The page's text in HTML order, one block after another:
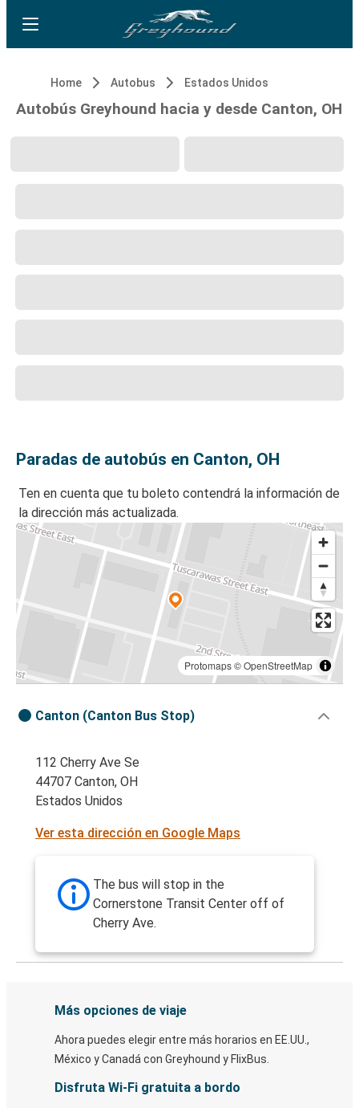
Home Autobus Estados Unidos
Autobús Greyhound hacia y desde Canton, OH
Paradas de autobús en Canton, OH
Ten en cuenta que tu boleto contendrá la información de
la dirección más actualizada.
Protomaps©OpenStreetMap
Canton (Canton Bus Stop)
112 Cherry Ave Se
44707 Canton, OH
Estados Unidos
Ver esta dirección en Google Maps
The bus will stop in the
Cornerstone Transit Center off of
Cherry Ave.
Más opciones de viaje
Ahora puedes elegir entre más horarios en EE.UU.,
México y Canadá con Greyhound y FlixBus.
Disfruta Wi-Fi gratuita a bordo